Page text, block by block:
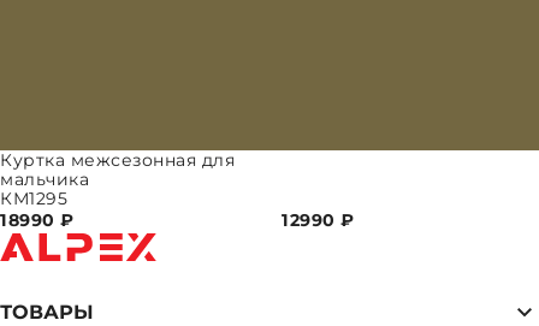
Куртка межсезонная для
мальчика
КМ1295
18990 ₽ 12990₽
ТОВАРЫ